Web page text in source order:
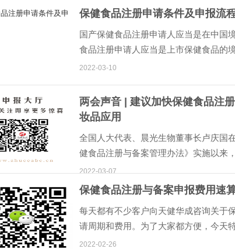
保健食品注册申请条件及申报流
国产保健食品注册申请人应当是在中国
食品注册申请人应当是上市保健食品的
2022-03-10
两会声音 | 建议加快保健食品注
妆品应用
全国人大代表、晨光生物董事长卢庆国
健食品注册与备案管理办法》实施以来
2018年仅有10款保健食品注册获批。
2022-03-07
保健食品注册与备案申报费用速
每天都有不少客户向天健华成咨询关于
请周期和费用。为了大家都方便，今天
前先有所了解（其他同行就不必再参考
2022-02-26